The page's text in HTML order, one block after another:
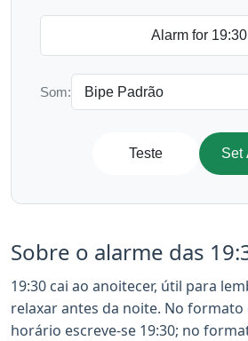
Som:
Teste Set
Sobre o alarme das
19:30 cai ao anoitecer, útil para
relaxar antes da noite. No formato
horário escreve-se 19:30; no